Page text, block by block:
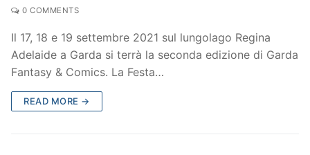
0 COMMENTS
Il 17, 18 e 19 settembre 2021 sul lungolago Regina
Adelaide a Garda si terrà la seconda edizione di Garda
Fantasy & Comics. La Festa…
READ MORE →